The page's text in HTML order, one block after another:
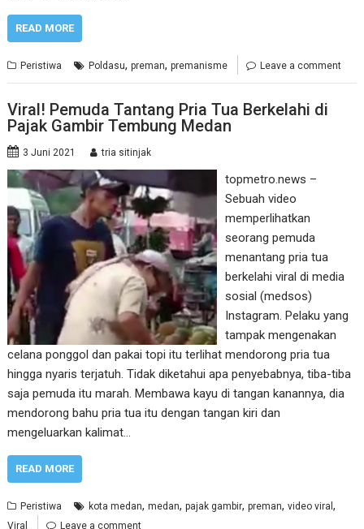
READ MORE
Peristiwa Poldasu,preman,premanisme Leave a comment
Viral! Pemuda Tantang Pria Tua Berkelahi di
Pajak Gambir Tembung Medan
3 Juni 2021 tria sitinjak
topmetro.news –
Sebuah video
memperlihatkan
seorang pemuda
menantang pria tua
berkelahi viral di media
sosial (medsos)
Instagram. Pelaku yang
tampak mengenakan
celana ponggol dan pakai topi itu terlihat mendorong pria tua
hingga nyaris terjatuh. Tidak diketahui apa penyebabnya, tiba-tiba
saja pemuda itu marah. Membawa kayu di tangan kanannya, dia
mendorong bahu pria tua itu dengan tangan kiri dan
mengeluarkan kalimat…
READ MORE
Peristiwa kota medan,medan,pajak gambir,preman,video viral,
Viral Leave a comment